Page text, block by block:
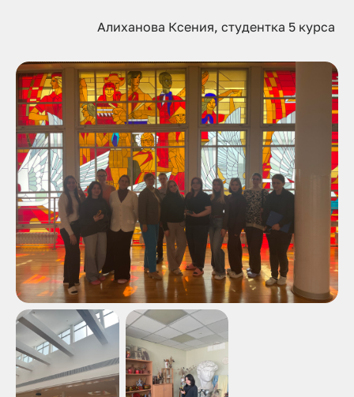
Алиханова Ксения, студентка 5 курса